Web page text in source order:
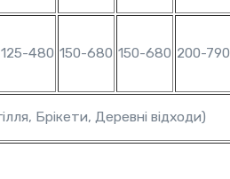
125-480 150-680 150-680 200-790
Брікети, Деревні відходи)